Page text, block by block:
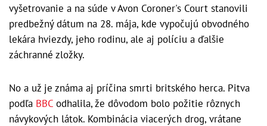
vyšetrovanie a na súde v Avon Coroner's Court stanovili
predbežný dátum na 28. mája, kde vypočujú obvodného
lekára hviezdy, jeho rodinu, ale aj políciu a ďalšie
záchranné zložky.
No a už je známa aj príčina smrti britského herca. Pitva
podľa BBC odhalila, že dôvodom bolo požitie rôznych
návykových látok. Kombinácia viacerých drog, vrátane